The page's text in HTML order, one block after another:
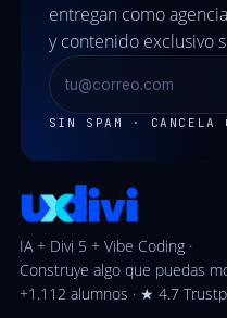
entregan como
y contenido exclusivo
SIN SPAM · CANCELA
IA + Divi 5 + Vibe Coding ·
Construye algo que puedas
+1.112 alumnos · ★ 4.7